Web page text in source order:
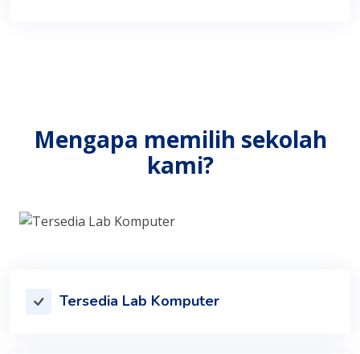
Mengapa memilih sekolah
kami?
Tersedia Lab Komputer